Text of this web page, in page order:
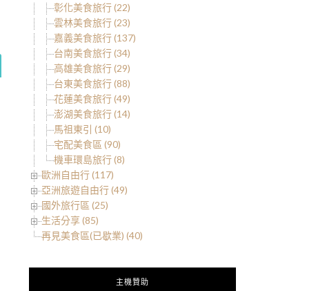
彰化美食旅行 (22)
雲林美食旅行 (23)
嘉義美食旅行 (137)
台南美食旅行 (34)
高雄美食旅行 (29)
台東美食旅行 (88)
花蓮美食旅行 (49)
澎湖美食旅行 (14)
馬祖東引 (10)
宅配美食區 (90)
機車環島旅行 (8)
歐洲自由行 (117)
亞洲旅遊自由行 (49)
國外旅行區 (25)
生活分享 (85)
再見美食區(已歇業) (40)
主機贊助